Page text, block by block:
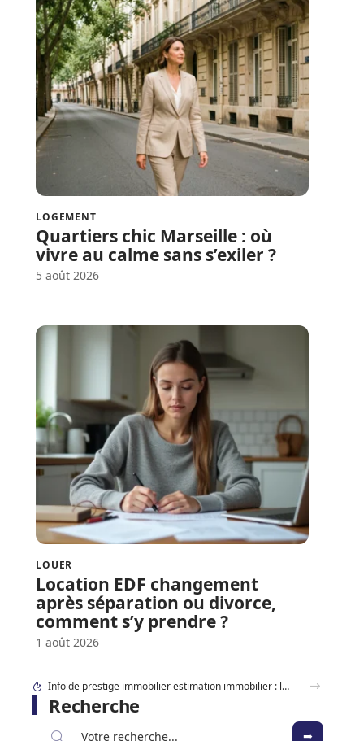
LOGEMENT
Quartiers chic Marseille : où
vivre au calme sans s’exiler ?
5 août 2026
LOUER
Location EDF changement
après séparation ou divorce,
comment s’y prendre ?
1 août 2026
Quartiers chic Marseille : où vivre au calme sans s’exiler ?
Recherche